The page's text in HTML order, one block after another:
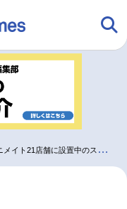
ニメ
置中のスタンディパネルをすべて紹介【フォトレポート】